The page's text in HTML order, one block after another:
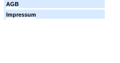
AGB
Impressum